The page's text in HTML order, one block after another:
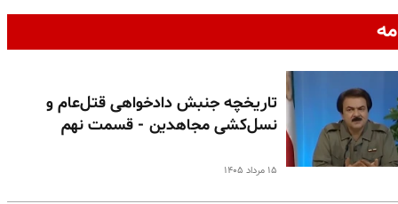
تاریخچه جنبش دادخواهی قتل‌عام و
نسل‌کشی مجاهدین - قسمت نهم
۱۵ مرداد ۱۴۰۵